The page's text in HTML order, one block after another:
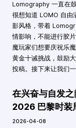
Lomography 一直在
很想知道 LOMO 自由
影风格，带着
情影响，不能进行胶
魔玩家们想要庆祝乐
黄金十诫挑战，鼓励
投稿。接下来让我们
在兴奋与自发
2026 巴黎时装
2026-04-08